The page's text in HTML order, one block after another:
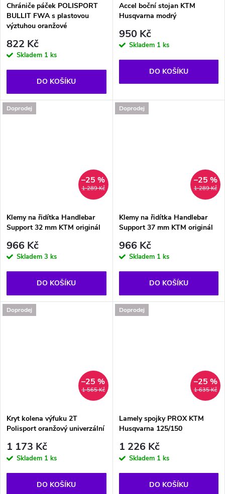
Chrániče páček POLISPORT
BULLIT FWA s plastovou
výztuhou oranžové
822 Kč
Skladem 1 ks
DO KOŠÍKU
Accel boční stojan KTM
Husqvarna modrý
950 Kč
Skladem 1 ks
DO KOŠÍKU
Doprodej
1 289 Kč
–25 %
Klemy na řidítka Handlebar
Support 32 mm KTM originál
966 Kč
Skladem 3 ks
DO KOŠÍKU
Doprodej
1 289 Kč
–25 %
Klemy na řidítka Handlebar
Support 37 mm KTM originál
966 Kč
Skladem 1 ks
DO KOŠÍKU
Doprodej
1 565 Kč
–25 %
Kryt kolena výfuku 2T
Polisport oranžový univerzální
1 173 Kč
Skladem 1 ks
DO KOŠÍKU
Doprodej
1 635 Kč
–25 %
Lamely spojky PROX KTM
Husqvarna 125/150
1 226 Kč
Skladem 1 ks
DO KOŠÍKU